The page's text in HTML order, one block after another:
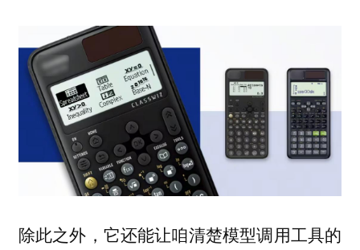
除此之外，它还能让咱清楚模型调用工具的